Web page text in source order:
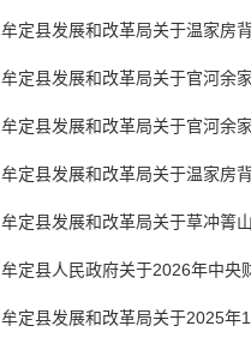
牟定县发展和改革局关于温家房
牟定县发展和改革局关于官河余
牟定县发展和改革局关于官河余
牟定县发展和改革局关于温家房
牟定县发展和改革局关于草冲箐
牟定县人民政府关于2026年中央
牟定县发展和改革局关于2025年